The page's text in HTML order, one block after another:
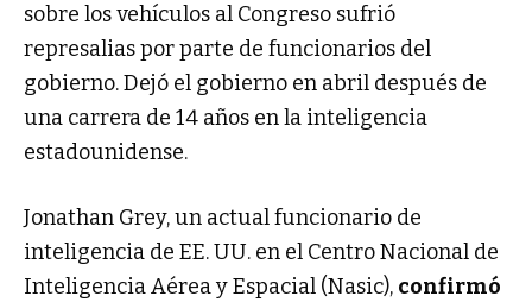
sobre los vehículos al Congreso sufrió
represalias por parte de funcionarios del
gobierno. Dejó el gobierno en abril después de
una carrera de 14 años en la inteligencia
estadounidense.
Jonathan Grey, un actual funcionario de
inteligencia de EE. UU. en el Centro Nacional de
Inteligencia Aérea y Espacial (Nasic), confirmó